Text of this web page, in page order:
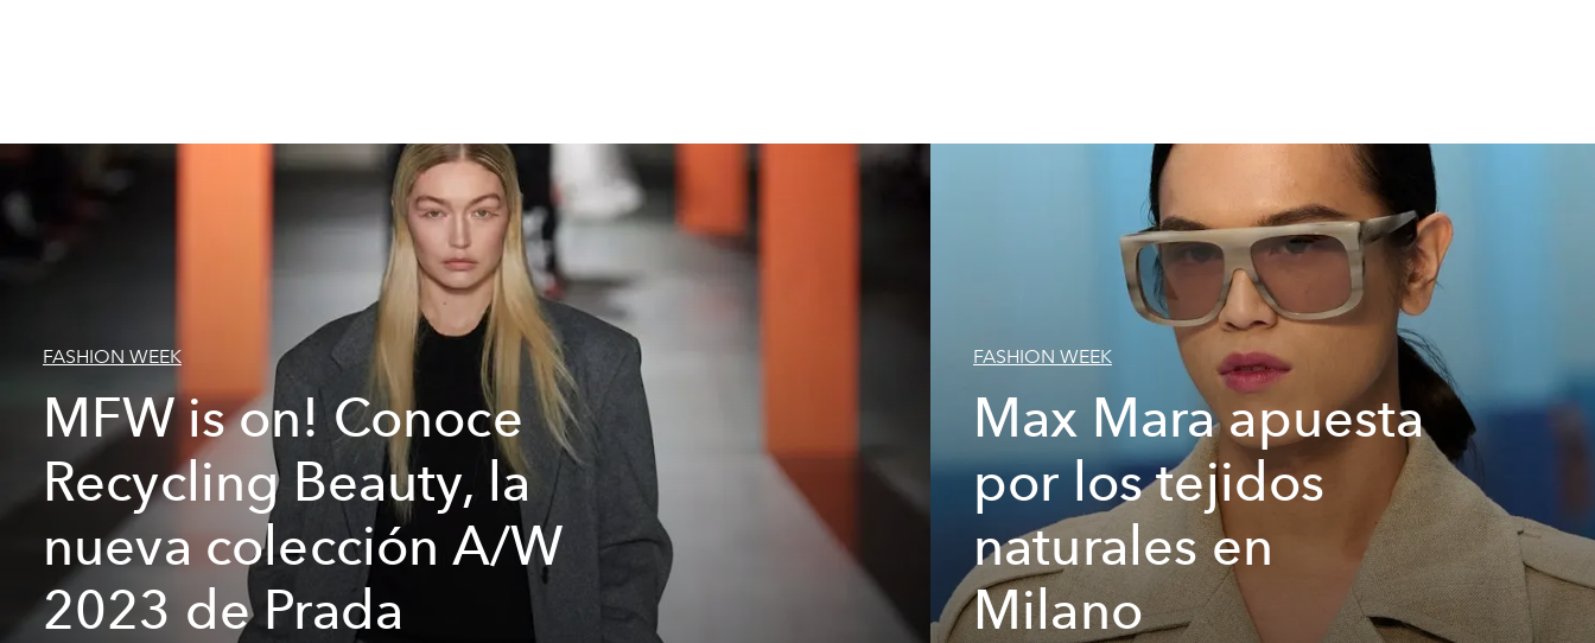
FASHION WEEK
MFW is on! Conoce
Recycling Beauty, la
nueva colección A/W
2023 de Prada
FASHION WEEK
Max Mara apuesta
por los tejidos
naturales en
Milano